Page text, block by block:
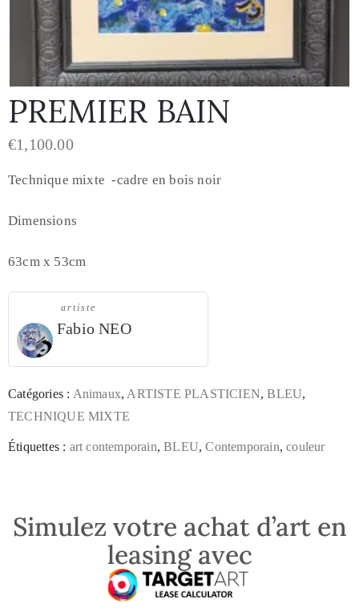
PREMIER BAIN
€1,100.00
Technique mixte -cadre en bois noir
Dimensions
63cm x 53cm
artiste
Fabio NEO
Catégories : Animaux, ARTISTE PLASTICIEN,BLEU,
TECHNIQUE MIXTE
Étiquettes : art contemporain,BLEU,Contemporain,couleur
Simulez votre achat d’art en
leasing avec